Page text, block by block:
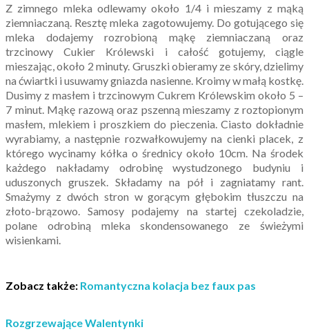
Z zimnego mleka odlewamy około 1/4 i mieszamy z mąką
ziemniaczaną. Resztę mleka zagotowujemy. Do gotującego się
mleka dodajemy rozrobioną mąkę ziemniaczaną oraz
trzcinowy Cukier Królewski i całość gotujemy, ciągle
mieszając, około 2 minuty. Gruszki obieramy ze skóry, dzielimy
na ćwiartki i usuwamy gniazda nasienne. Kroimy w małą kostkę.
Dusimy z masłem i trzcinowym Cukrem Królewskim około 5 –
7 minut. Mąkę razową oraz pszenną mieszamy z roztopionym
masłem, mlekiem i proszkiem do pieczenia. Ciasto dokładnie
wyrabiamy, a następnie rozwałkowujemy na cienki placek, z
którego wycinamy kółka o średnicy około 10cm. Na środek
każdego nakładamy odrobinę wystudzonego budyniu i
uduszonych gruszek. Składamy na pół i zagniatamy rant.
Smażymy z dwóch stron w gorącym głębokim tłuszczu na
złoto-brązowo. Samosy podajemy na startej czekoladzie,
polane odrobiną mleka skondensowanego ze świeżymi
wisienkami.
Zobacz także: Romantyczna kolacja bez faux pas
Rozgrzewające Walentynki